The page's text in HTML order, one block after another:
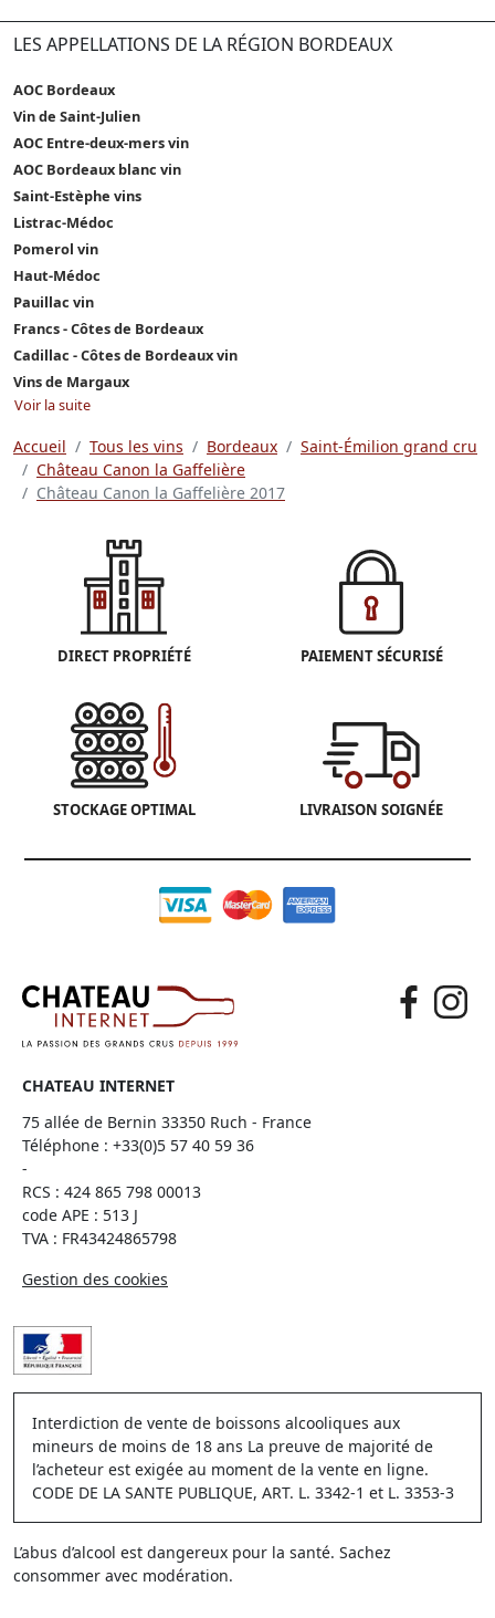
LES APPELLATIONS DE LA RÉGION BORDEAUX
AOC Bordeaux
Vin de Saint-Julien
AOC Entre-deux-mers vin
AOC Bordeaux blanc vin
Saint-Estèphe vins
Listrac-Médoc
Pomerol vin
Haut-Médoc
Pauillac vin
Francs - Côtes de Bordeaux
Cadillac - Côtes de Bordeaux vin
Vins de Margaux
Voir la suite
Accueil Tous les vins Bordeaux
Saint-Émilion grand cru
Château Canon la Gaffelière
Château Canon la Gaffelière 2017
DIRECT PROPRIÉTÉ PAIEMENT SÉCURISÉ
STOCKAGE OPTIMAL LIVRAISON SOIGNÉE
CHATEAU INTERNET
75 allée de Bernin 33350 Ruch - France
Téléphone : +33(0)5 57 40 59 36
-
RCS : 424 865 798 00013
code APE : 513 J
TVA : FR43424865798
Gestion des cookies
Interdiction de vente de boissons alcooliques aux
mineurs de moins de 18 ans La preuve de majorité de
l’acheteur est exigée au moment de la vente en ligne.
CODE DE LA SANTE PUBLIQUE, ART. L. 3342-1 et L. 3353-3
L’abus d’alcool est dangereux pour la santé. Sachez
consommer avec modération.